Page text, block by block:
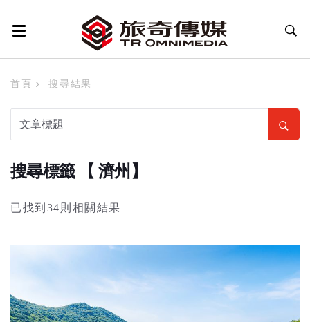
首頁 搜尋結果
搜尋標籤 【 濟州】
已找到34則相關結果